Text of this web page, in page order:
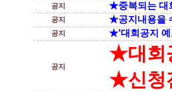
공지 ★중복되는 대
공지 ★공지내용을
공지 ★'대회공지 예
공지
★대회
★신청